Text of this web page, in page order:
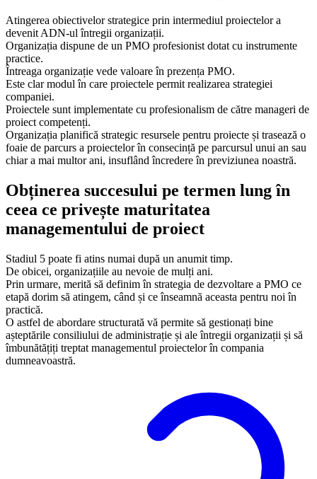
Atingerea obiectivelor strategice prin intermediul proiectelor a
devenit ADN-ul întregii organizații.
Organizația dispune de un PMO profesionist dotat cu instrumente
practice.
Întreaga organizație vede valoare în prezența PMO.
Este clar modul în care proiectele permit realizarea strategiei
companiei.
Proiectele sunt implementate cu profesionalism de către manageri de
proiect competenți.
Organizația planifică strategic resursele pentru proiecte și trasează o
foaie de parcurs a proiectelor în consecință pe parcursul unui an sau
chiar a mai multor ani, insuflând încredere în previziunea noastră.
Obținerea succesului pe termen lung în
ceea ce privește maturitatea
managementului de proiect
Stadiul 5 poate fi atins numai după un anumit timp.
De obicei, organizațiile au nevoie de mulți ani.
Prin urmare, merită să definim în strategia de dezvoltare a PMO ce
etapă dorim să atingem, când și ce înseamnă aceasta pentru noi în
practică.
O astfel de abordare structurată vă permite să gestionați bine
așteptările consiliului de administrație și ale întregii organizații și să
îmbunătățiți treptat managementul proiectelor în compania
dumneavoastră.